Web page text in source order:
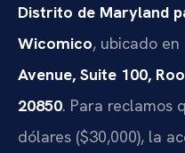
Distrito de Maryland
Wicomico, ubicado en
Avenue, Suite 100,
20850. Para reclamos
dólares ($30,000), la